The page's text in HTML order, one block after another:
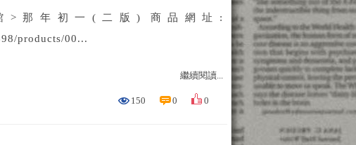
>那年初一(二版) 商品網址:
products/00...
繼續閱讀...
150 0 0